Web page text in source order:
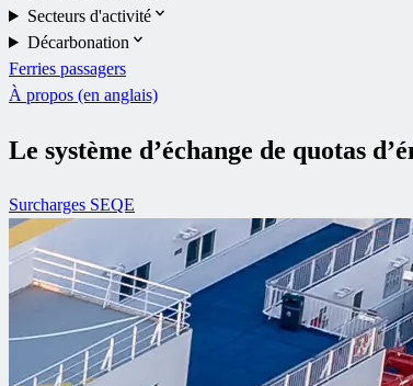
Secteurs d'activité
Décarbonation
Ferries passagers
À propos (en anglais)
Le système d’échange de quotas
Surcharges SEQE